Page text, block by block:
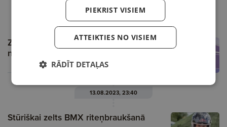
Zēbolds pēc veiksmīgās kvalifikācijas: Ar
nepacietību gaidu rītdienu
13.08.2023, 23:40
Stūriškai zelts BMX riteņbraukšanā
PIEKRIST VISIEM
ATTEIKTIES NO VISIEM
RĀDĪT DETAĻAS